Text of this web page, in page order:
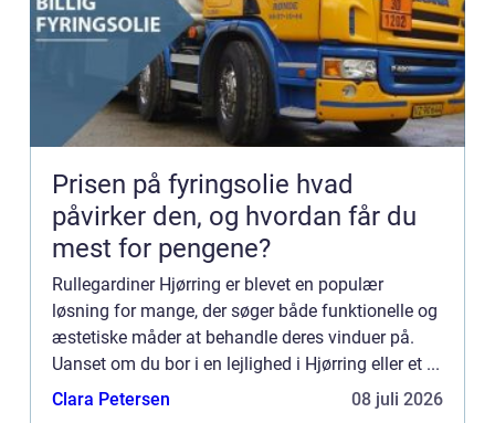
Prisen på fyringsolie hvad
påvirker den, og hvordan får du
mest for pengene?
Rullegardiner Hjørring er blevet en populær
løsning for mange, der søger både funktionelle og
æstetiske måder at behandle deres vinduer på.
Uanset om du bor i en lejlighed i Hjørring eller et ...
Clara Petersen
08 juli 2026